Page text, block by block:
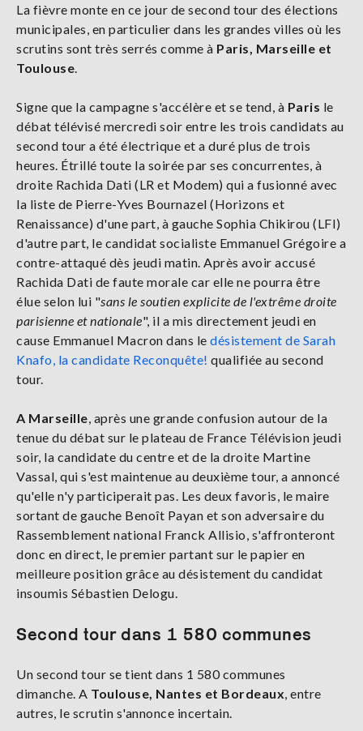
La fièvre monte en ce jour de second tour des élections
municipales, en particulier dans les grandes villes où les
scrutins sont très serrés comme à Paris, Marseille et
Toulouse
Signe que la campagne s'accélère et se tend, à Paris le
débat télévisé mercredi soir entre les trois candidats au
second tour a été électrique et a duré plus de trois
heures. Étrillé toute la soirée par ses concurrentes, à
droite Rachida Dati (LR et Modem) qui a fusionné avec
la liste de Pierre-Yves Bournazel (Horizons et
Renaissance) d'une part, à gauche Sophia Chikirou (LFI)
d'autre part, le candidat socialiste Emmanuel Grégoire a
contre-attaqué dès jeudi matin. Après avoir accusé
Rachida Dati de faute morale car elle ne pourra être
élue selon lui "sans le soutien explicite de l'extrême droite
parisienne et nationale", il a mis directement jeudi en
cause Emmanuel Macron dans le désistement de Sarah
Knafo, la candidate Reconquête! qualifiée au second
tour.
A Marseille , après une grande confusion autour de la
tenue du débat sur le plateau de France Télévision jeudi
soir, la candidate du centre et de la droite Martine
Vassal, qui s'est maintenue au deuxième tour, a annoncé
qu'elle n'y participerait pas. Les deux favoris, le maire
sortant de gauche Benoît Payan et son adversaire du
Rassemblement national Franck Allisio, s'affronteront
donc en direct, le premier partant sur le papier en
meilleure position grâce au désistement du candidat
insoumis Sébastien Delogu.
Second tour dans 1 580 communes
Un second tour se tient dans 1 580 communes
dimanche. A Toulouse, Nantes et Bordeaux , entre
autres, le scrutin s'annonce incertain.